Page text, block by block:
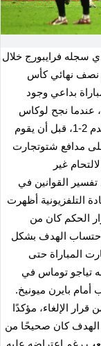
سجله فرايبورج خلال
نصف نهائي كأس
بداعي وجود
مخالفة. اللقطة المثيرة جاءت في الدقيقة 97، عندما نجح لوكاس
هولر في تسجيل هدف بدا أنه يمنح فريقه التقدم 2-1، قبل أن يقوم
مدافع شتوتجارت
غير
القوانين في
التلفزيونية أظهرت
الحكم كان من
الهدف بشكل
المباراة حتى
تياجو توماس في
أمام بايرن ميونيخ.
قرار الإلغاء، مؤكدًا
الهدف كان صحيحًا من